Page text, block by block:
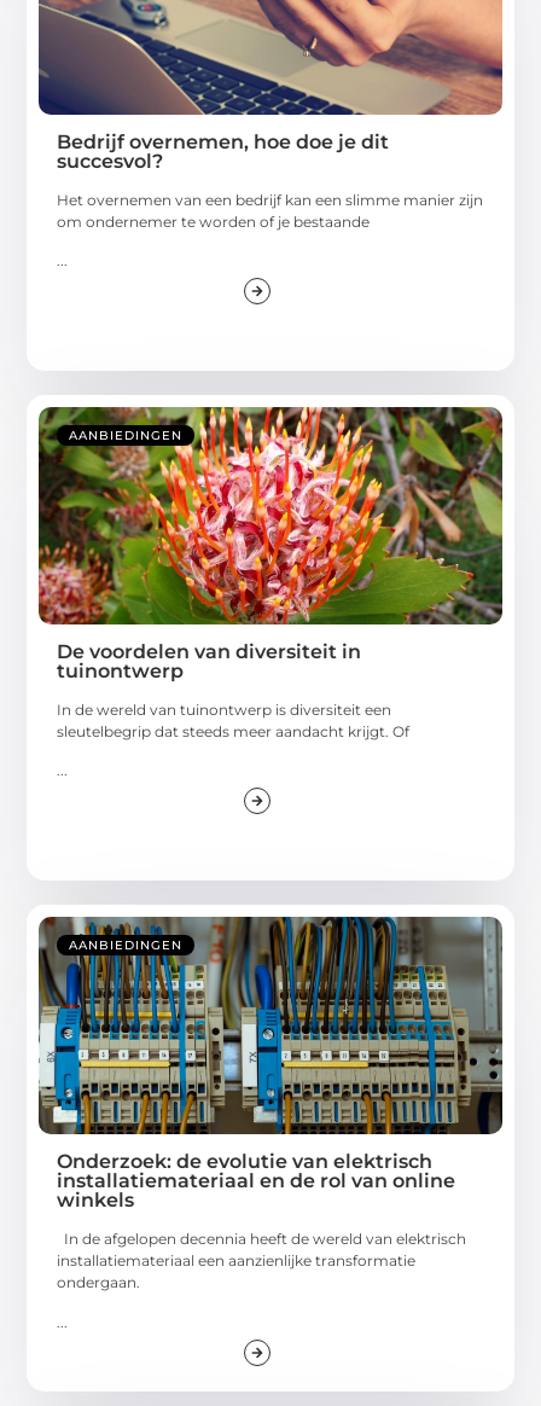
Bedrijf overnemen, hoe doe je dit
succesvol?
Het overnemen van een bedrijf kan een slimme manier zijn
om ondernemer te worden of je bestaande
...
AANBIEDINGEN
De voordelen van diversiteit in
tuinontwerp
In de wereld van tuinontwerp is diversiteit een
sleutelbegrip dat steeds meer aandacht krijgt. Of
...
AANBIEDINGEN
Onderzoek: de evolutie van elektrisch
installatiemateriaal en de rol van online
winkels
In de afgelopen decennia heeft de wereld van elektrisch
installatiemateriaal een aanzienlijke transformatie
ondergaan.